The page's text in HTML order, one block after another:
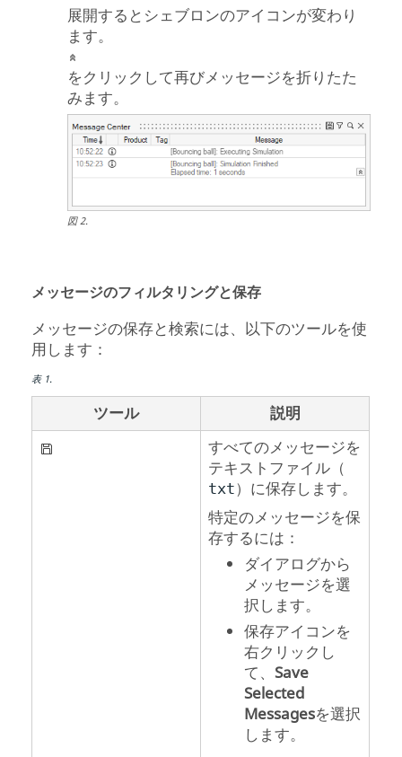
展開するとシェブロンのアイコンが変わり
ます。
をクリックして再びメッセージを折りたた
みます。
図2.
メッセージのフィルタリングと保存
メッセージの保存と検索には、以下のツールを使
用します：
表1.
ツール
説明
すべてのメッセージを
テキストファイル（
txt）に保存します。
特定のメッセージを保
存するには：
ダイアログから
メッセージを選
択します。
保存アイコンを
右クリックし
て、 Save
Selected
Messagesを選択
します。